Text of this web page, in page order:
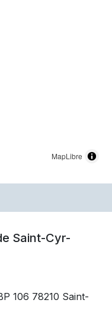
MapLibre
Saint-Cyr-
106 78210 Saint-